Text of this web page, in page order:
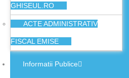
GHISEUL.RO
ACTE ADMINISTRATIV
FISCAL EMISE
Informatii Publice